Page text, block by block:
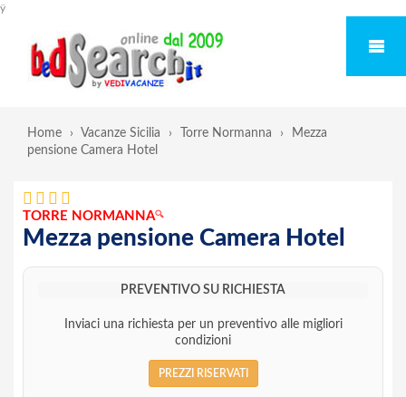
ÿ
Home › Vacanze Sicilia › Torre Normanna ›
Mezza
pensione Camera Hotel
TORRE NORMANNA🔍
Mezza pensione Camera Hotel
PREVENTIVO SU RICHIESTA
Inviaci una richiesta per un preventivo alle migliori
condizioni
PREZZI RISERVATI